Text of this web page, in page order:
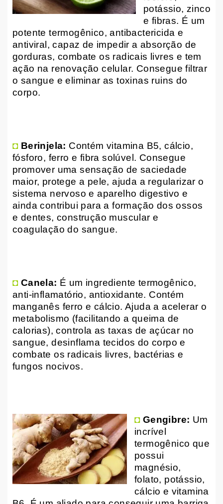
potássio, zinco
e fibras. É um
potente termogênico, antibactericida e
antiviral, capaz de impedir a absorção de
gorduras, combate os radicais livres e tem
ação na renovação celular. Consegue filtrar
o sangue e eliminar as toxinas ruins do
corpo.
◘ Berinjela: Contém vitamina B5, cálcio,
fósforo, ferro e fibra solúvel. Consegue
promover uma sensação de saciedade
maior, protege a pele, ajuda a regularizar o
sistema nervoso e aparelho digestivo e
ainda contribui para a formação dos ossos
e dentes, construção muscular e
coagulação do sangue.
◘ Canela: É um ingrediente termogênico,
anti-inflamatório, antioxidante. Contém
manganês ferro e cálcio. Ajuda a acelerar o
metabolismo (facilitando a queima de
calorias), controla as taxas de açúcar no
sangue, desinflama tecidos do corpo e
combate os radicais livres, bactérias e
fungos nocivos.
◘ Gengibre: Um
incrível
termogênico que
possui
magnésio,
folato, potássio,
cálcio e vitamina